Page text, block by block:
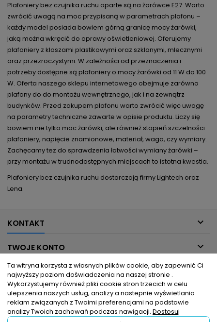
Plafoniery bez czujnika ruchu oparte są na żarówce E27. Warto
zwrócić uwagą na moc przypisaną w parametrach plafonu –
każdy model posiada bowiem górną granicę mocy żarówki,
jaką można wkręcić do oprawy oświetleniowej. Oferujemy
plafoniery z kloszami plastikowymi oraz szklanymi, mlecznymi
oraz przezroczystymi. W zależności od przeznaczenia i
potrzeby dostępne są plafoniery o mocy żarówki od 11 W do 100
W. Oferta naszego sklepu internetowego obejmuje zarówno
plafony do do montażu wewnętrznego, jak i na zewnątrz
budynków. Przed zakupem plafonu warto zwrócić więc uwagę
na parametry techniczne zawarte w opisie produktu. Liczy się
bowiem nie tylko moc żarówki, ale również stopień szczelności
plafoniery, napięcie znamionowe, materiał, waga, czy wymiary.
Zachęcamy tez do sprawdzenia łatwości wymiany żarówki –
przy montażu w trudnodostępnych miejscach to istotna kwestia.
Plafoniery bez czujnika ruchu dostarczają firmy Lightech oraz
Lena.
KONTAKT 
TWOJE KONTO 
INFORMACJE DLA CIEBIE 
PRODUKTY
Ta witryna korzysta z własnych plików cookie, aby zapewnić Ci
najwyższy poziom doświadczenia na naszej stronie .
Wykorzystujemy również pliki cookie stron trzecich w celu
ulepszenia naszych usług, analizy a nastepnie wyświetlania
reklam związanych z Twoimi preferencjami na podstawie
analizy Twoich zachowań podczas nawigacji. Dostosuj